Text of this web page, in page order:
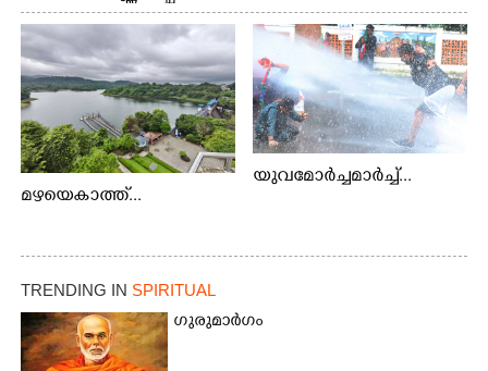
മഴയെകാത്ത്...
യുവമോർച്ചമാർച്ച്...
TRENDING IN SPIRITUAL
ഗുരുമാർഗം